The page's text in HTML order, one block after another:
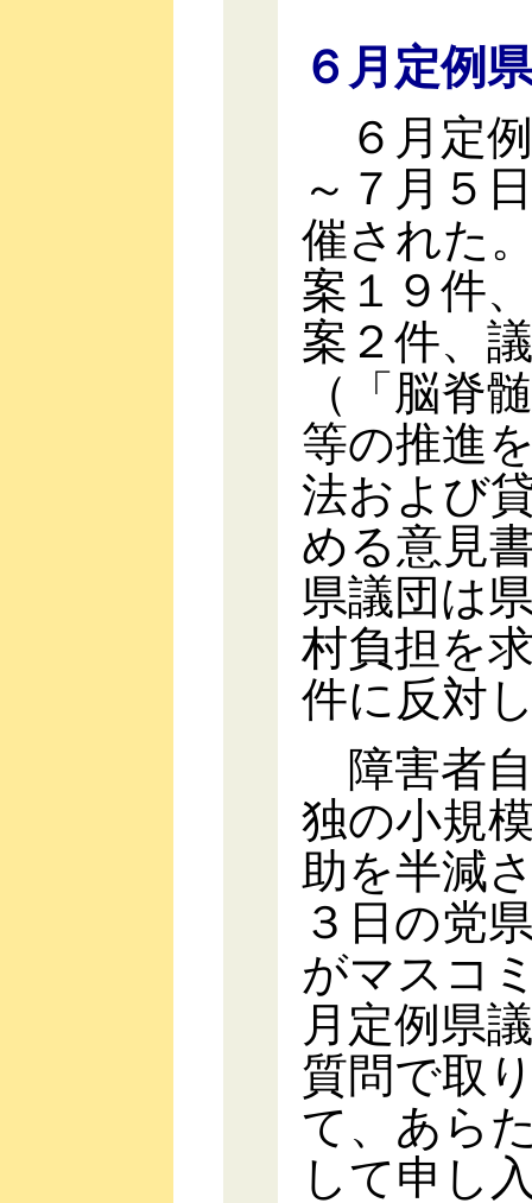
６月定例
６月定例
～７月５
催された
案１９件
案２件、
（「脳脊
等の推進
法および
める意見
県議団は
村負担を
件に反対
障害者
独の小規
助を半減
３日の党
がマスコ
月定例県
質問で取
て、あら
して申し